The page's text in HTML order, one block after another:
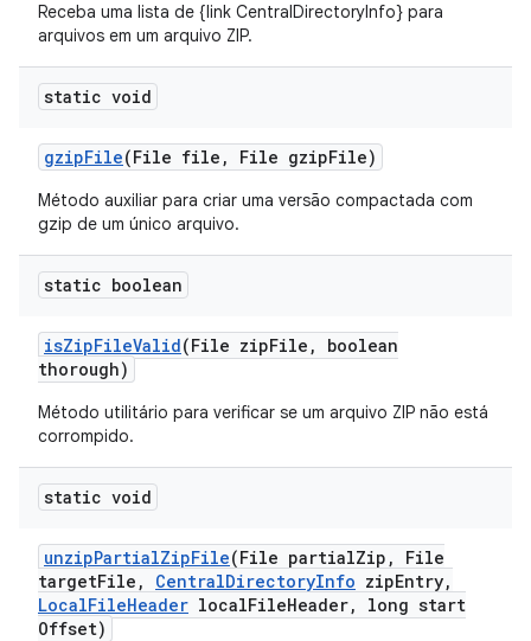
Receba uma lista de {link CentralDirectoryInfo} para
arquivos em um arquivo ZIP.
static void
gzipFile(File file , File gzipFile)
Método auxiliar para criar uma versão compactada com
gzip de um único arquivo.
static boolean
isZipFileValid(File zipFile ,
boolean
thorough)
Método utilitário para verificar se um arquivo ZIP não está
corrompido.
static void
unzipPartialZipFile(File partialZip ,
File
targetFile , CentralDirectoryInfo zipEntry,
LocalFileHeader localFileHeader,
long start
Offset)